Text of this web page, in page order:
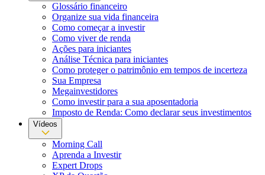
Glossário financeiro
Organize sua vida financeira
Como começar a investir
Como viver de renda
Ações para iniciantes
Análise Técnica para iniciantes
Como proteger o patrimônio em tempos de incerteza
Sua Empresa
Megainvestidores
Como investir para a sua aposentadoria
Imposto de Renda: Como declarar seus investimentos
Vídeos
Morning Call
Aprenda a Investir
Expert Drops